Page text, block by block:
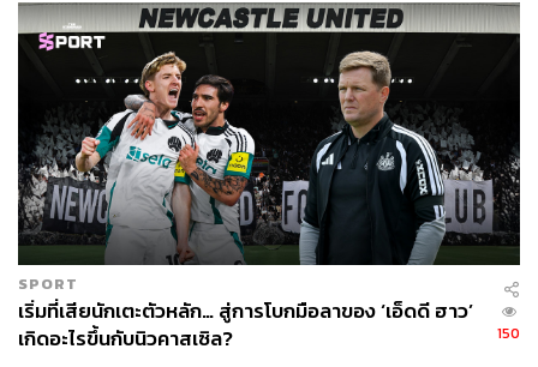
SPORT
เริ่มที่เสียนักเตะตัวหลัก… สู่การโบกมือลาของ ‘เอ็ดดี ฮาว’
เกิดอะไรขึ้นกับนิวคาสเซิล?
150